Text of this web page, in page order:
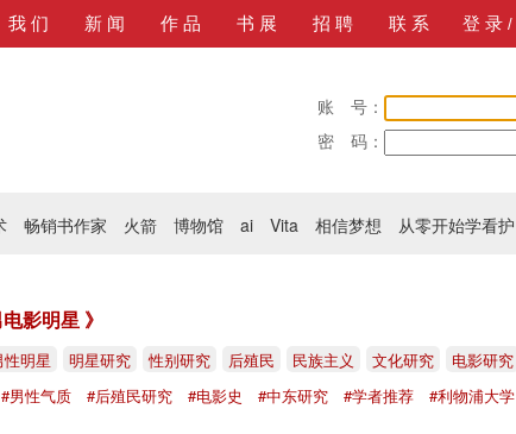
我 们 新 闻 作 品 书 展 招 聘 联 系 登 录 /
账 号：
密 码：
畅销书作家 火箭 博物馆 ai Vita 相信梦想 从零开始学看护
影明星 》
性明星 明星研究 性别研究 后殖民 民族主义 文化研究 电影研究
#男性气质 #后殖民研究 #电影史 #中东研究 #学者推荐 #利物浦大学